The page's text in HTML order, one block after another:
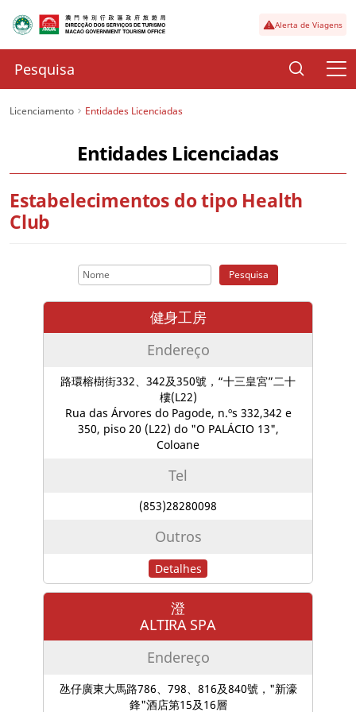
Alerta de Viagens
Licenciamento Entidades Licenciadas
Entidades Licenciadas
Estabelecimentos do tipo Health
Club
Pesquisa
健身工房
Endereço
路環榕樹街332、342及350號，“十三皇宮”二十
樓(L22)
Rua das Árvores do Pagode, n.ºs 332,342 e
350, piso 20 (L22) do "O PALÁCIO 13",
Coloane
Tel
(853)28280098
Outros
Detalhes
澄
ALTIRA SPA
Endereço
氹仔廣東大馬路786、798、816及840號，"新濠
鋒"酒店第15及16層